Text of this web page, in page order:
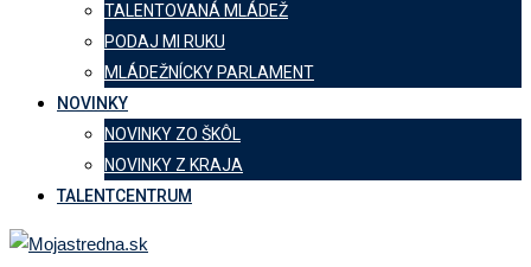
TALENTOVANÁ MLÁDEŽ
PODAJ MI RUKU
MLÁDEŽNÍCKY PARLAMENT
NOVINKY
NOVINKY ZO ŠKÔL
NOVINKY Z KRAJA
TALENTCENTRUM